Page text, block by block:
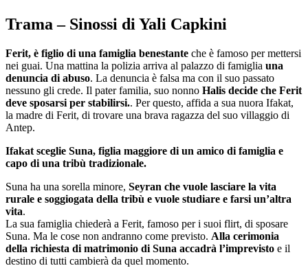
Trama – Sinossi di Yali Capkini
Ferit, è figlio di una famiglia benestante che è famoso per mettersi
nei guai. Una mattina la polizia arriva al palazzo di famiglia una
denuncia di abuso. La denuncia è falsa ma con il suo passato
nessuno gli crede. Il pater familia, suo nonno Halis decide che Ferit
deve sposarsi per stabilirsi.. Per questo, affida a sua nuora Ifakat,
la madre di Ferit, di trovare una brava ragazza del suo villaggio di
Antep.
Ifakat sceglie Suna, figlia maggiore di un amico di famiglia e
capo di una tribù tradizionale.
Suna ha una sorella minore, Seyran che vuole lasciare la vita
rurale e soggiogata della tribù e vuole studiare e farsi un’altra
vita.
La sua famiglia chiederà a Ferit, famoso per i suoi flirt, di sposare
Suna. Ma le cose non andranno come previsto. Alla cerimonia
della richiesta di matrimonio di Suna accadrà l’imprevisto e il
destino di tutti cambierà da quel momento.